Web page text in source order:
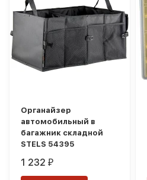
Органайзер
автомобильный в
багажник складной
STELS 54395
1 232₽